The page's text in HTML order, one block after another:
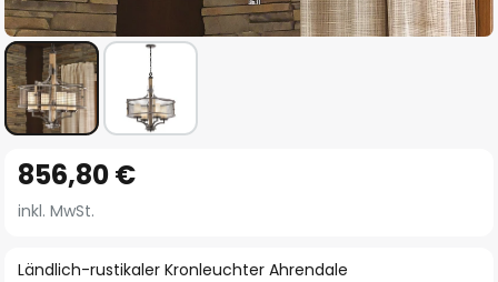
Anfang
der
springen
Ländlich-rustikaler Kronleuchter Ahrendale
856,80 €
inkl. MwSt.